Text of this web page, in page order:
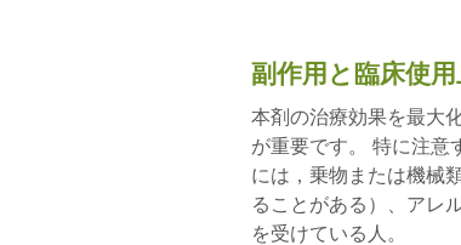
副作用と臨床使
本剤の治療効果を最大
が重要です。 特に注意
には，乗物または機械
ることがある）、アレ
を受けている人。